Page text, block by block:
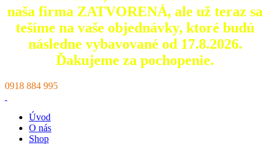
naša firma ZATVORENÁ, ale už teraz sa
tešíme na vaše objednávky, ktoré budú
následne vybavované od 17.8.2026.
Ďakujeme za pochopenie.
0918 884 995
Úvod
O nás
Shop